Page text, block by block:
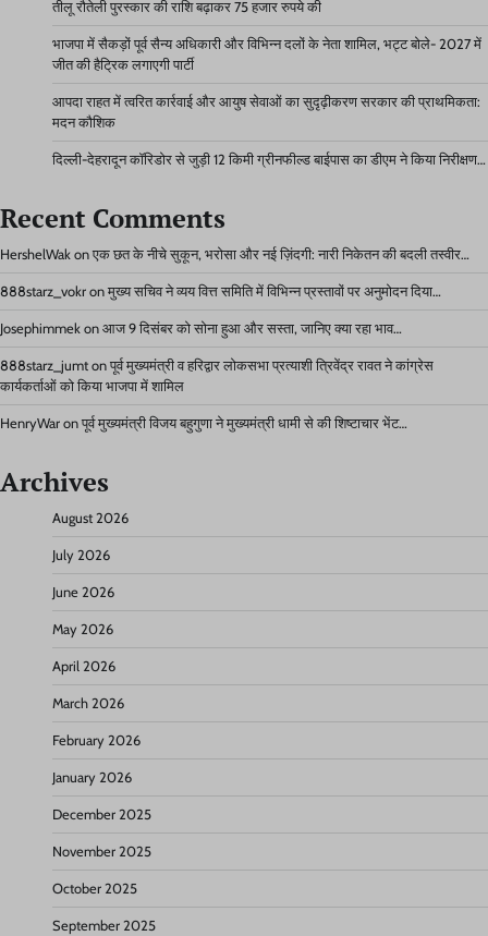
तीलू रौतेली पुरस्कार की राशि बढ़ाकर 75 हजार रुपये की
भाजपा में सैकड़ों पूर्व सैन्य अधिकारी और विभिन्न दलों के नेता शामिल, भट्ट बोले- 2027 में
जीत की हैट्रिक लगाएगी पार्टी
आपदा राहत में त्वरित कार्रवाई और आयुष सेवाओं का सुदृढ़ीकरण सरकार की प्राथमिकता:
मदन कौशिक
दिल्ली-देहरादून कॉरिडोर से जुड़ी 12 किमी ग्रीनफील्ड बाईपास का डीएम ने किया निरीक्षण…
Recent Comments
HershelWak on एक छत के नीचे सुकून, भरोसा और नई ज़िंदगी: नारी निकेतन की बदली तस्वीर…
888starz_vokr on मुख्य सचिव ने व्यय वित्त समिति में विभिन्न प्रस्तावों पर अनुमोदन दिया…
Josephimmek on आज 9 दिसंबर को सोना हुआ और सस्ता, जानिए क्या रहा भाव…
888starz_jumt on पूर्व मुख्यमंत्री व हरिद्वार लोकसभा प्रत्याशी त्रिवेंद्र रावत ने कांग्रेस
कार्यकर्ताओं को किया भाजपा में शामिल
HenryWar on पूर्व मुख्यमंत्री विजय बहुगुणा ने मुख्यमंत्री धामी से की शिष्टाचार भेंट…
Archives
August 2026
July 2026
June 2026
May 2026
April 2026
March 2026
February 2026
January 2026
December 2025
November 2025
October 2025
September 2025